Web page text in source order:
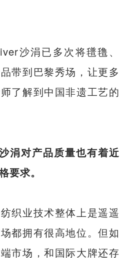
沙涓已多次将氆氇、
带到巴黎秀场，让更多
了解到中国非遗工艺的
涓对产品质量也有着近
要求。
织业技术整体上是遥遥
都拥有很高地位。但如
市场，和国际大牌还存